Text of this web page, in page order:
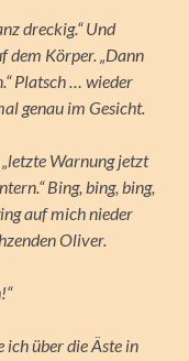
dreckig.“ Und
dem Körper. „Dann
Platsch … wieder
genau im Gesicht.
„letzte Warnung jetzt
Bing, bing, bing,
auf mich nieder
Oliver.
ich über die Äste in